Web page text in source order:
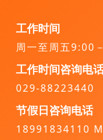
工作时间
周一至周五9:00
工作时间咨询电
029-88223440
节假日咨询电话
18991834110